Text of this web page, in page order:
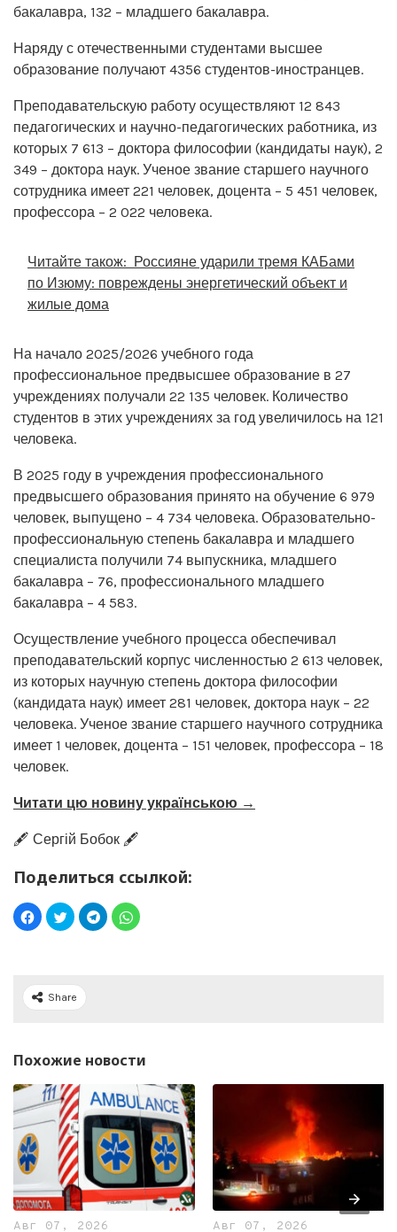
бакалавра, 132 – младшего бакалавра.
Наряду с отечественными студентами высшее
образование получают 4356 студентов-иностранцев.
Преподавательскую работу осуществляют 12 843
педагогических и научно-педагогических работника, из
которых 7 613 – доктора философии (кандидаты наук), 2
349 – доктора наук. Ученое звание старшего научного
сотрудника имеет 221 человек, доцента – 5 451 человек,
профессора – 2 022 человека.
Читайте також: Россияне ударили тремя КАБами
по Изюму: повреждены энергетический объект и
жилые дома
На начало 2025/2026 учебного года
профессиональное предвысшее образование в 27
учреждениях получали 22 135 человек. Количество
студентов в этих учреждениях за год увеличилось на 121
человека.
В 2025 году в учреждения профессионального
предвысшего образования принято на обучение 6 979
человек, выпущено – 4 734 человека. Образовательно-
профессиональную степень бакалавра и младшего
специалиста получили 74 выпускника, младшего
бакалавра – 76, профессионального младшего
бакалавра – 4 583.
Осуществление учебного процесса обеспечивал
преподавательский корпус численностью 2 613 человек,
из которых научную степень доктора философии
(кандидата наук) имеет 281 человек, доктора наук – 22
человека. Ученое звание старшего научного сотрудника
имеет 1 человек, доцента – 151 человек, профессора – 18
человек.
Читати цю новину українською →
🖋️ Сергій Бобок 🖋️
Поделиться ссылкой:
Share
Похожие новости
Авг 07, 2026 Авг 07, 2026